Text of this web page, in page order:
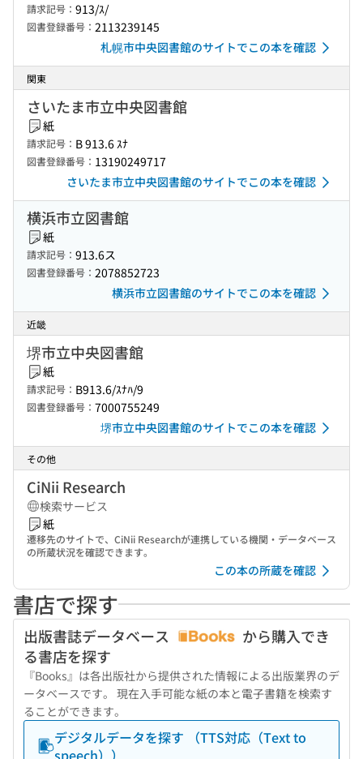
請求記号： 913/ｽ/
図書登録番号： 2113239145
札幌市中央図書館のサイトでこの本を確認
関東
さいたま市立中央図書館
紙
請求記号： B 913.6 ｽﾅ
図書登録番号： 13190249717
さいたま市立中央図書館のサイトでこの本を確認
横浜市立図書館
紙
請求記号： 913.6ス
図書登録番号： 2078852723
横浜市立図書館のサイトでこの本を確認
近畿
堺市立中央図書館
紙
請求記号： B913.6/ｽﾅﾊ/9
図書登録番号： 7000755249
堺市立中央図書館のサイトでこの本を確認
その他
CiNii Research
検索サービス
紙
遷移先のサイトで、CiNii Researchが連携している機関・データベース
の所蔵状況を確認できます。
この本の所蔵を確認
書店で探す
出版書誌データベース
から購入でき
る書店を探す
『Books』は各出版社から提供された情報による出版業界のデ
ータベースです。 現在入手可能な紙の本と電子書籍を検索す
ることができます。
デジタルデータを探す （TTS対応（Text to
speech））